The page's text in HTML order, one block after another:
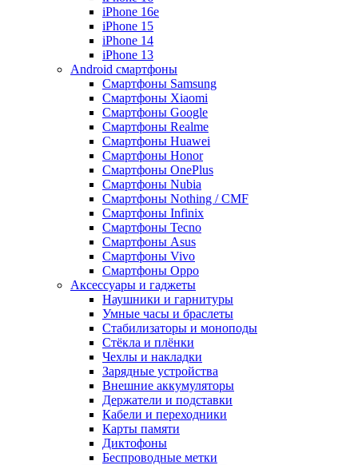
iPhone 16e
iPhone 15
iPhone 14
iPhone 13
Android cмартфоны
Смартфоны Samsung
Смартфоны Xiaomi
Смартфоны Google
Смартфоны Realme
Смартфоны Huawei
Смартфоны Honor
Смартфоны OnePlus
Смартфоны Nubia
Смартфоны Nothing / CMF
Смартфоны Infinix
Смартфоны Tecno
Смартфоны Asus
Смартфоны Vivo
Смартфоны Oppo
Аксессуары и гаджеты
Наушники и гарнитуры
Умные часы и браслеты
Стабилизаторы и моноподы
Стёкла и плёнки
Чехлы и накладки
Зарядные устройства
Внешние аккумуляторы
Держатели и подставки
Кабели и переходники
Карты памяти
Диктофоны
Беспроводные метки